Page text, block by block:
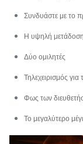
Συνδυάστε με το
Η υψηλή μετάδοση
Δύο ομιλητές
Τηλεχειρισμός
Φως των
Το μεγαλύτερο